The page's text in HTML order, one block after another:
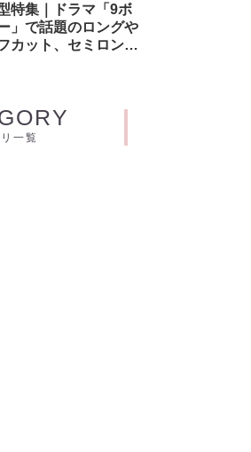
特集｜ドラマ「9ボ
」で話題のロングや
カット、セミロング
一覧